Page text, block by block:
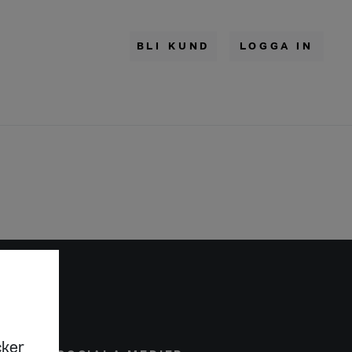
BLI KUND LOGGA IN